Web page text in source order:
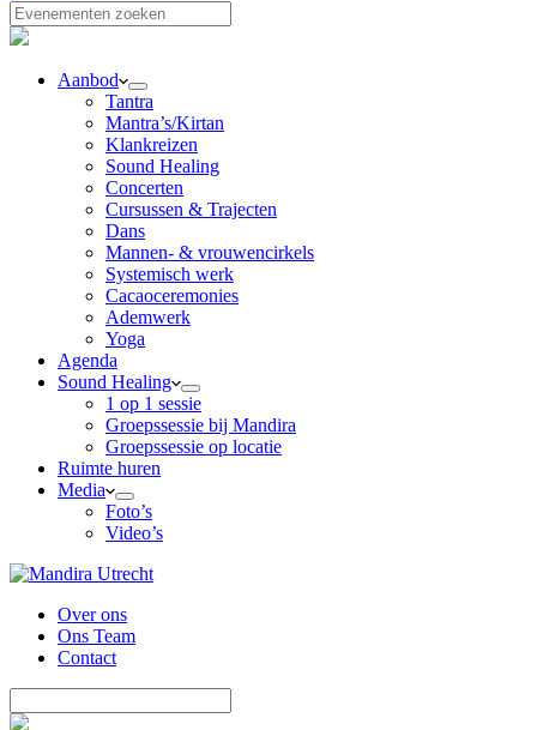
Aanbod
Tantra
Mantra’s/Kirtan
Klankreizen
Sound Healing
Concerten
Cursussen & Trajecten
Dans
Mannen- & vrouwencirkels
Systemisch werk
Cacaoceremonies
Ademwerk
Yoga
Agenda
Sound Healing
1 op 1 sessie
Groepssessie bij Mandira
Groepssessie op locatie
Ruimte huren
Media
Foto’s
Video’s
Over ons
Ons Team
Contact